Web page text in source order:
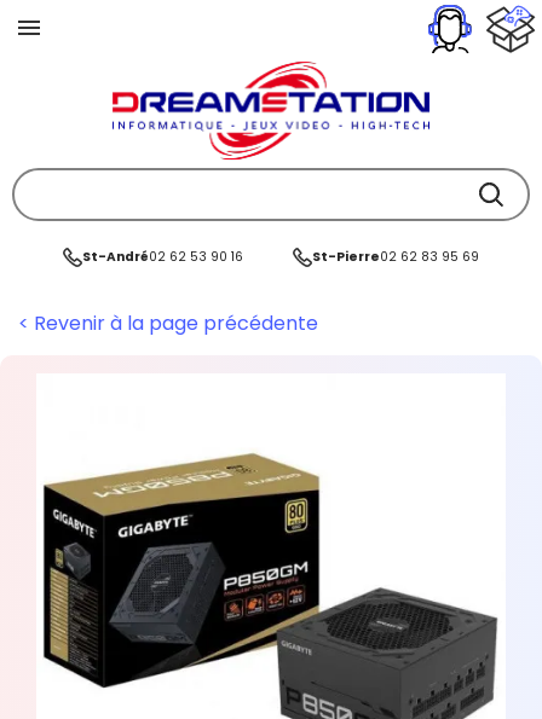
St-André02 62 53 90 16 St-Pierre02 62 83 95 69
< Revenir à la page précédente